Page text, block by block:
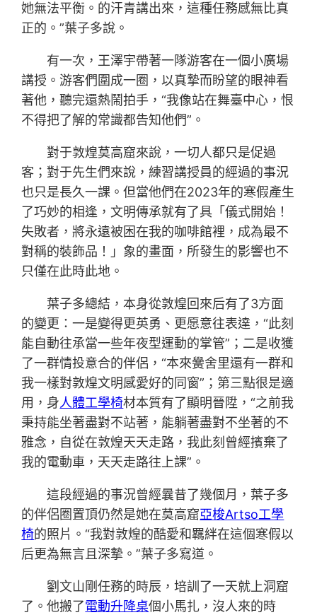
她無法平衡。的汗青講出來，這種任務感無比真
正的。”葉子多說。
有一次，王澤宇帶著一隊游客在一個小廣場
講授。游客們圍成一圈，以真摯而盼望的眼神看
著他，聽完還熱鬧拍手，“我像站在舞臺中心，恨
不得把了解的常識都告知他們”。
對于敦煌莫高窟來說，一切人都只是促過
客；對于先生們來說，練習講授員的經過的事況
也只是長久一課。但當他們在2023年的寒假產生
了巧妙的相逢，文明傳承就有了具「儀式開始！
失敗者，將永遠被困在我的咖啡館裡，成為最不
對稱的裝飾品！」象的畫面，所發生的影響也不
只僅在此時此地。
葉子多總結，本身從敦煌回來后有了3方面
的變更：一是變得更英勇、更愿意往表達，“此刻
能自動往承當一些年夜型運動的掌管”；二是收獲
了一群情投意合的伴侶，“本來黌舍里還有一群和
我一樣對敦煌文明感愛好的同窗”；第三點很是適
用，身人體工學椅材本質有了顯明晉陞，“之前我
秉持能坐著盡對不站著，能躺著盡對不坐著的不
雅念，自從在敦煌天天走路，我此刻曾經擯棄了
我的電動車，天天走路往上課”。
這段經過的事況曾經曩昔了幾個月，葉子多
的伴侶圈置頂仍然是她在莫高窟亞梭Artso工學
椅的照片。“我對敦煌的酷愛和羈絆在這個寒假以
后更為無言且深摯。”葉子多寫道。
劉文山剛任務的時辰，培訓了一天就上洞窟
了。他搬了電動升降桌個小馬扎，沒人來的時